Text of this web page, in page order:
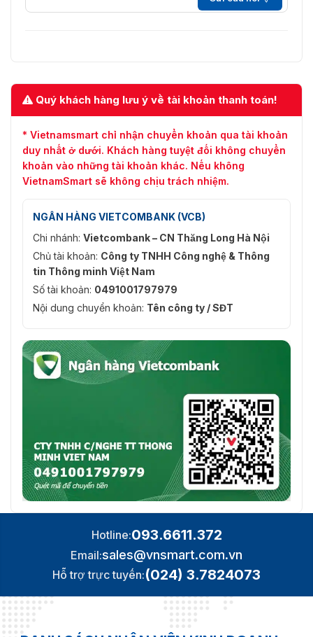
Quý khách hàng lưu ý về tài khoản thanh toán!
* Vietnamsmart chỉ nhận chuyển khoản qua tài khoản
duy nhất ở dưới. Khách hàng tuyệt đối không chuyển
khoản vào những tài khoản khác. Nếu không
VietnamSmart sẽ không chịu trách nhiệm.
NGÂN HÀNG VIETCOMBANK (VCB)
Chi nhánh: Vietcombank – CN Thăng Long Hà Nội
Chủ tài khoản: Công ty TNHH Công nghệ & Thông
tin Thông minh Việt Nam
Số tài khoản: 0491001797979
Nội dung chuyển khoản: Tên công ty / SĐT
Hotline:093.6611.372
Email:sales@vnsmart.com.vn
Hỗ trợ trực tuyến:(024) 3.7824073